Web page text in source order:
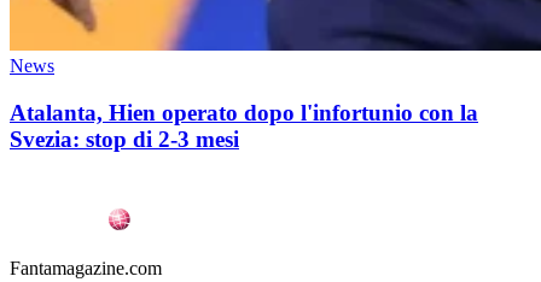
News
Atalanta, Hien operato dopo l'infortunio con la
Svezia: stop di 2-3 mesi
Fantamagazine.com